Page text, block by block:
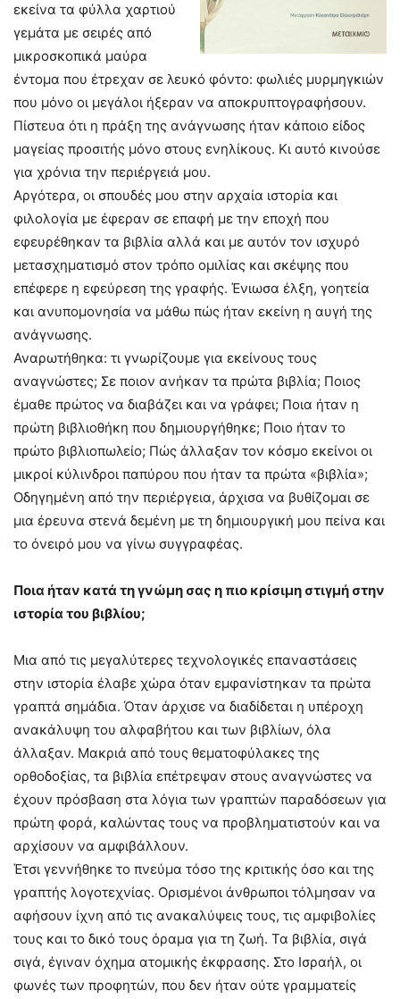
εκείνα τα φύλλα χαρτιού
γεμάτα με σειρές από
μικροσκοπικά μαύρα
έντομα που έτρεχαν σε λευκό φόντο: φωλιές μυρμηγκιών
που μόνο οι μεγάλοι ήξεραν να αποκρυπτογραφήσουν.
Πίστευα ότι η πράξη της ανάγνωσης ήταν κάποιο είδος
μαγείας προσιτής μόνο στους ενηλίκους. Κι αυτό κινούσε
για χρόνια την περιέργειά μου.
Αργότερα, οι σπουδές μου στην αρχαία ιστορία και
φιλολογία με έφεραν σε επαφή με την εποχή που
εφευρέθηκαν τα βιβλία αλλά και με αυτόν τον ισχυρό
μετασχηματισμό στον τρόπο ομιλίας και σκέψης που
επέφερε η εφεύρεση της γραφής. Ένιωσα έλξη, γοητεία
και ανυπομονησία να μάθω πώς ήταν εκείνη η αυγή της
ανάγνωσης.
Αναρωτήθηκα: τι γνωρίζουμε για εκείνους τους
αναγνώστες; Σε ποιον ανήκαν τα πρώτα βιβλία; Ποιος
έμαθε πρώτος να διαβάζει και να γράφει; Ποια ήταν η
πρώτη βιβλιοθήκη που δημιουργήθηκε; Ποιο ήταν το
πρώτο βιβλιοπωλείο; Πώς άλλαξαν τον κόσμο εκείνοι οι
μικροί κύλινδροι παπύρου που ήταν τα πρώτα «βιβλία»;
Οδηγημένη από την περιέργεια, άρχισα να βυθίζομαι σε
μια έρευνα στενά δεμένη με τη δημιουργική μου πείνα και
το όνειρό μου να γίνω συγγραφέας.
Ποια ήταν κατά τη γνώμη σας η πιο κρίσιμη στιγμή στην
ιστορία του βιβλίου;
Μια από τις μεγαλύτερες τεχνολογικές επαναστάσεις
στην ιστορία έλαβε χώρα όταν εμφανίστηκαν τα πρώτα
γραπτά σημάδια. Όταν άρχισε να διαδίδεται η υπέροχη
ανακάλυψη του αλφαβήτου και των βιβλίων, όλα
άλλαξαν. Μακριά από τους θεματοφύλακες της
ορθοδοξίας, τα βιβλία επέτρεψαν στους αναγνώστες να
έχουν πρόσβαση στα λόγια των γραπτών παραδόσεων για
πρώτη φορά, καλώντας τους να προβληματιστούν και να
αρχίσουν να αμφιβάλλουν.
Έτσι γεννήθηκε το πνεύμα τόσο της κριτικής όσο και της
γραπτής λογοτεχνίας. Ορισμένοι άνθρωποι τόλμησαν να
αφήσουν ίχνη από τις ανακαλύψεις τους, τις αμφιβολίες
τους και το δικό τους όραμα για τη ζωή. Τα βιβλία, σιγά
σιγά, έγιναν όχημα ατομικής έκφρασης. Στο Ισραήλ, οι
φωνές των προφητών, που δεν ήταν ούτε γραμματείς